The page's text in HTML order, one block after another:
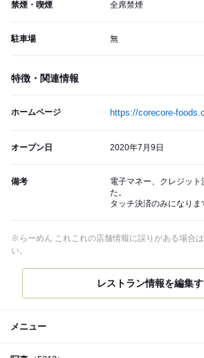
禁煙・喫煙 全席禁煙
駐車場 無
特徴・関連情報
ホームページ https://corecore-
オープン日 2020年7月9日
備考
電子マネー、クレジッ
た。
タッチ決済のみになりま
※らーめん これこれの店舗情報に誤りがある場合
い。
レストラン情報を編集
メニュー